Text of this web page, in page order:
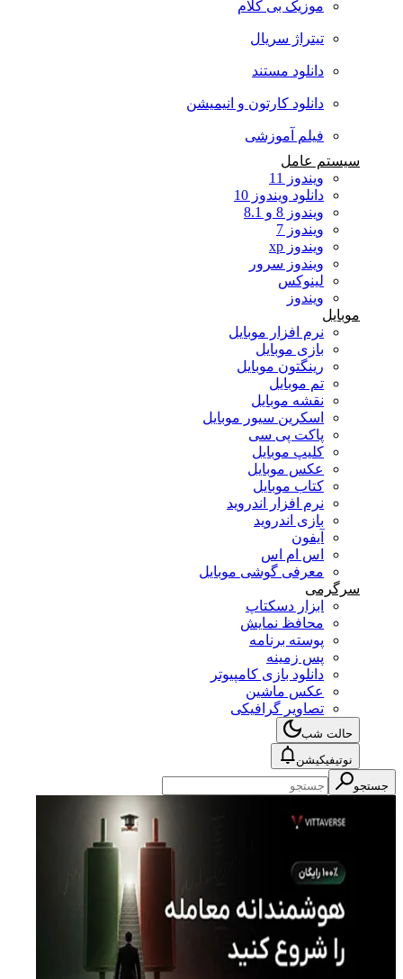
موزیک بی کلام
تیتراژ سریال
دانلود مستند
دانلود کارتون و انیمیشن
فیلم آموزشی
سیستم عامل
ویندوز 11
دانلود ویندوز 10
ویندوز 8 و 8.1
ویندوز 7
ویندوز xp
ویندوز سرور
لینوکس
ویندوز
موبایل
نرم افزار موبایل
بازی موبایل
رینگتون موبایل
تم موبایل
نقشه موبایل
اسکرین سیور موبایل
پاکت پی سی
کلیپ موبایل
عکس موبایل
کتاب موبایل
نرم افزار اندروید
بازی اندروید
آیفون
اس ام اس
معرفی گوشی موبایل
سرگرمی
ابزار دسکتاپ
محافظ نمایش
پوسته برنامه
پس زمینه
دانلود بازی کامپیوتر
عکس ماشین
تصاویر گرافیکی
حالت شب
نوتیفیکیشن
جستجو